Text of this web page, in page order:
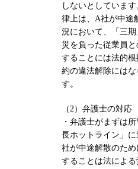
しないとしていま
律上は、A社が中途
況において、「三
災を負った従業員
することには法的
約の違法解除にはな
す。
（2）弁護士の対応
・弁護士がまずは
長ホットライン」
社が中途解散のた
することは法によ